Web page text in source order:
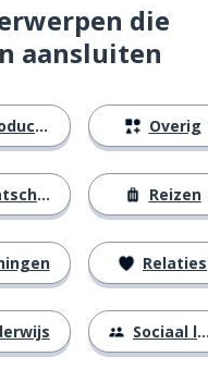
die
aansluiten
Overig
Reizen
Relaties
Sociaal leven